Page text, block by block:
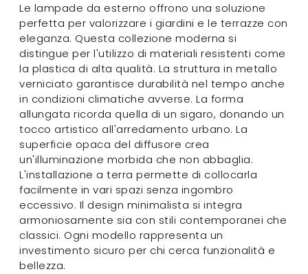
Le lampade da esterno offrono una soluzione
perfetta per valorizzare i giardini e le terrazze con
eleganza. Questa collezione moderna si
distingue per l'utilizzo di materiali resistenti come
la plastica di alta qualità. La struttura in metallo
verniciato garantisce durabilità nel tempo anche
in condizioni climatiche avverse. La forma
allungata ricorda quella di un sigaro, donando un
tocco artistico all'arredamento urbano. La
superficie opaca del diffusore crea
un'illuminazione morbida che non abbaglia.
L'installazione a terra permette di collocarla
facilmente in vari spazi senza ingombro
eccessivo. Il design minimalista si integra
armoniosamente sia con stili contemporanei che
classici. Ogni modello rappresenta un
investimento sicuro per chi cerca funzionalità e
bellezza.